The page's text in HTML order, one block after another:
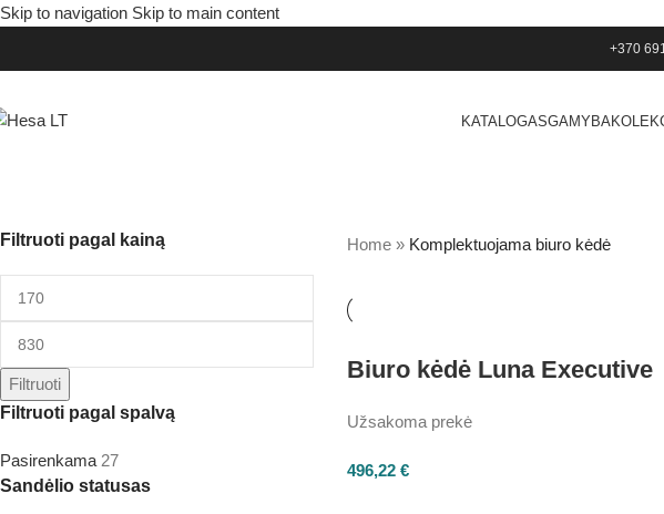
Skip to navigation Skip to main content
+370
KATALOGASGAMYBA
Filtruoti pagal kainą
Filtruoti
Filtruoti pagal spalvą
Pasirenkama 27
Sandėlio statusas
Home» Komplektuojama biuro kėdė
Biuro kėdė Luna Executive
Užsakoma prekė
496,22 €